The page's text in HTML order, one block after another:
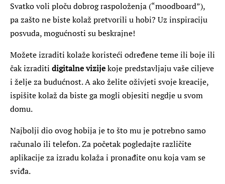
Svatko voli ploču dobrog raspoloženja (“moodboard”),
pa zašto ne biste kolaž pretvorili u hobi? Uz inspiraciju
posvuda, mogućnosti su beskrajne!
Možete izraditi kolaže koristeći određene teme ili boje ili
čak izraditi digitalne vizijekoje predstavljaju vaše ciljeve
i želje za budućnost. A ako želite oživjeti svoje kreacije,
ispišite kolaž da biste ga mogli objesiti negdje u svom
domu.
Najbolji dio ovog hobija je to što mu je potrebno samo
računalo ili telefon. Za početak pogledajte različite
aplikacije za izradu kolaža i pronađite onu koja vam se
sviđa.